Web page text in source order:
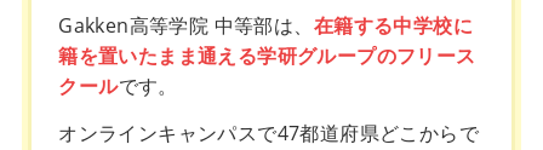
Gakken高等学院 中等部は、 在籍する中学校に
籍を置いたまま通える学研グループのフリース
クールです。
オンラインキャンパスで47都道府県どこからで